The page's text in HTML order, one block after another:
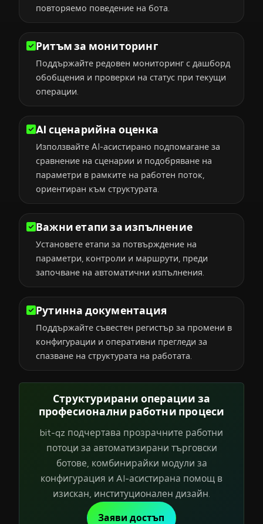
повторяемо поведение на бота.
Ритъм за мониторинг
Поддържайте редовен мониторинг с дашборд
обобщения и проверки на статус при текущи
операции.
AI сценарийна оценка
Използвайте AI-асистирано подпомагане за
сравнение на сценарии и подобряване на
параметри в рамките на работен поток,
ориентиран към структурата.
Важни етапи за изпълнение
Установете етапи за потвърждение на
параметри, контроли и маршрути, преди
започване на автоматични изпълнения.
Рутинна документация
Поддържайте съвестен регистър за промени в
конфигурации и оперативни прегледи за
спазване на структурата на работата.
Структурирани операции за
професионални работни процеси
bit-qz подчертава прозрачните работни
потоци за автоматизирани търговски
ботове, комбинирайки модули за
конфигурация и AI-асистирана помощ в
изискан, институционален дизайн.
Заяви достъп